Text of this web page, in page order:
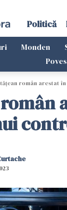
Politică
Monden
român arestat